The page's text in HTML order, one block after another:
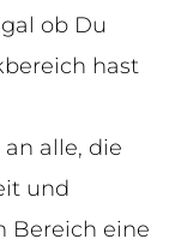
ob Du
hast
alle, die
und
Bereich eine